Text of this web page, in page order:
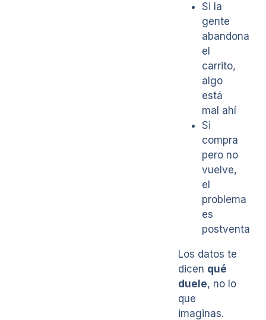
Si la
gente
abandona
el
carrito,
algo
está
mal ahí
Si
compra
pero no
vuelve,
el
problema
es
postventa
Los datos te
dicen qué
duele, no lo
que
imaginas.